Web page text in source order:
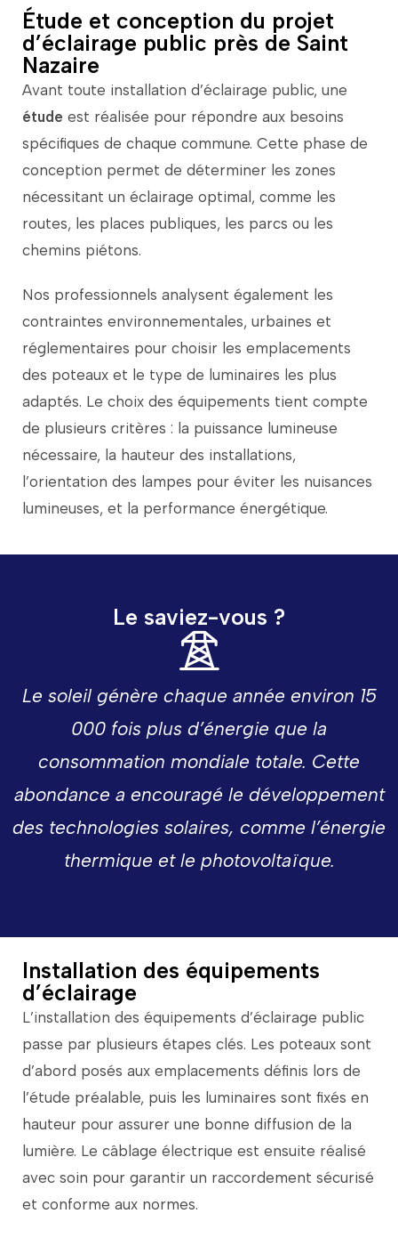
Étude et conception du projet
d’éclairage public près de Saint
Nazaire
Avant toute installation d’éclairage public, une
étude est réalisée pour répondre aux besoins
spécifiques de chaque commune. Cette phase de
conception permet de déterminer les zones
nécessitant un éclairage optimal, comme les
routes, les places publiques, les parcs ou les
chemins piétons.
Nos professionnels analysent également les
contraintes environnementales, urbaines et
réglementaires pour choisir les emplacements
des poteaux et le type de luminaires les plus
adaptés. Le choix des équipements tient compte
de plusieurs critères : la puissance lumineuse
nécessaire, la hauteur des installations,
l’orientation des lampes pour éviter les nuisances
lumineuses, et la performance énergétique.
Le saviez-vous ?
Le soleil génère chaque année environ 15
000 fois plus d’énergie que la
consommation mondiale totale. Cette
abondance a encouragé le développement
des technologies solaires, comme l’énergie
thermique et le photovoltaïque.
Installation des équipements
d’éclairage
L’installation des équipements d’éclairage public
passe par plusieurs étapes clés. Les poteaux sont
d’abord posés aux emplacements définis lors de
l’étude préalable, puis les luminaires sont fixés en
hauteur pour assurer une bonne diffusion de la
lumière. Le câblage électrique est ensuite réalisé
avec soin pour garantir un raccordement sécurisé
et conforme aux normes.